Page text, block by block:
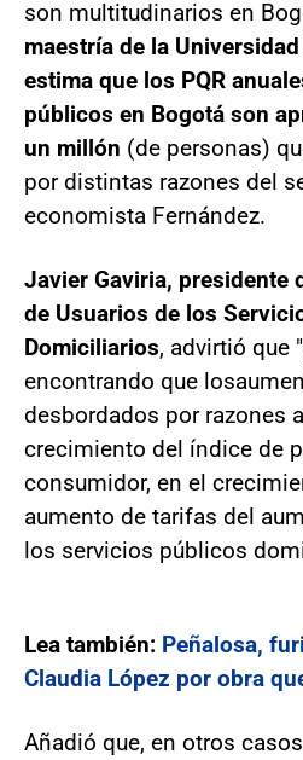
son multitudinarios en
maestría de la
estima que los PQR
públicos en Bogotá son
un millón (de personas)
por distintas razones del
economista Fernández.
Javier Gaviria, presidente
de Usuarios de los
Domiciliarios, advirtió que
encontrando que los
desbordados por razones
crecimiento del índice de
consumidor, en el
aumento de tarifas del
los servicios públicos
Lea también: Peñalosa,
Claudia López por obra
Añadió que, en otros